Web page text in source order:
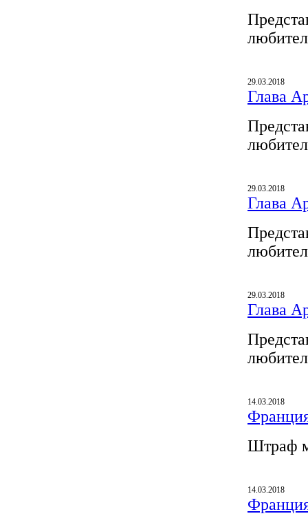
29.03.2018
Глава
29.03.2018
Глава
29.03.2018
Глава
14.03.2018
Штраф
14.03.2018